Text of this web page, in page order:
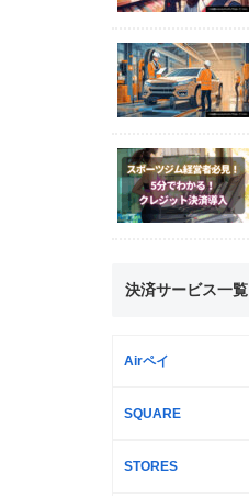
決済サービス一覧
Airペイ
SQUARE
STORES